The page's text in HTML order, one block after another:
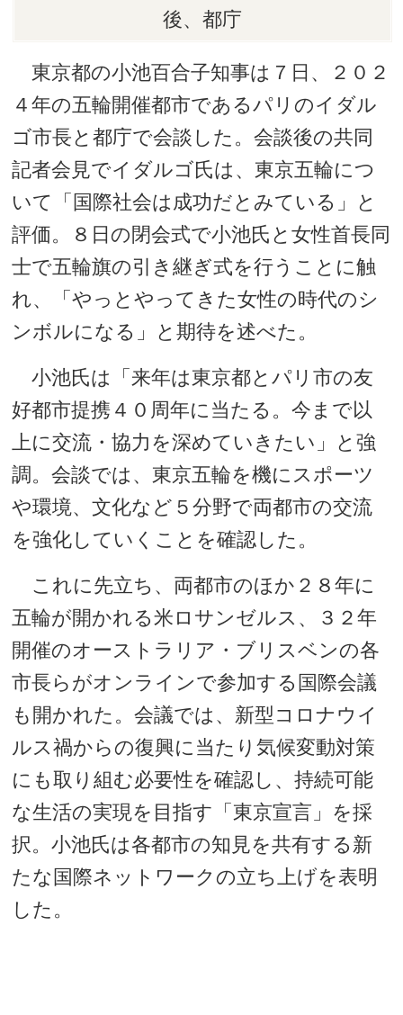
後、都庁
東京都の小池百合子知事は７日、２０２
４年の五輪開催都市であるパリのイダル
ゴ市長と都庁で会談した。会談後の共同
記者会見でイダルゴ氏は、東京五輪につ
いて「国際社会は成功だとみている」と
評価。８日の閉会式で小池氏と女性首長同
士で五輪旗の引き継ぎ式を行うことに触
れ、「やっとやってきた女性の時代のシ
ンボルになる」と期待を述べた。
小池氏は「来年は東京都とパリ市の友
好都市提携４０周年に当たる。今まで以
上に交流・協力を深めていきたい」と強
調。会談では、東京五輪を機にスポーツ
や環境、文化など５分野で両都市の交流
を強化していくことを確認した。
これに先立ち、両都市のほか２８年に
五輪が開かれる米ロサンゼルス、３２年
開催のオーストラリア・ブリスベンの各
市長らがオンラインで参加する国際会議
も開かれた。会議では、新型コロナウイ
ルス禍からの復興に当たり気候変動対策
にも取り組む必要性を確認し、持続可能
な生活の実現を目指す「東京宣言」を採
択。小池氏は各都市の知見を共有する新
たな国際ネットワークの立ち上げを表明
した。